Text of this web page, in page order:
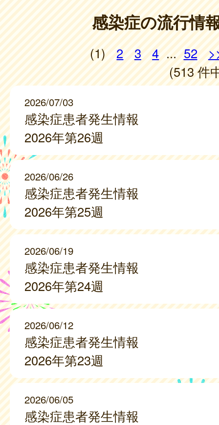
感染症の流行情
(1) 2 3 4 ... 52
(513 件
2026/07/03
感染症患者発生情報
2026年第26週
2026/06/26
感染症患者発生情報
2026年第25週
2026/06/19
感染症患者発生情報
2026年第24週
2026/06/12
感染症患者発生情報
2026年第23週
2026/06/05
感染症患者発生情報